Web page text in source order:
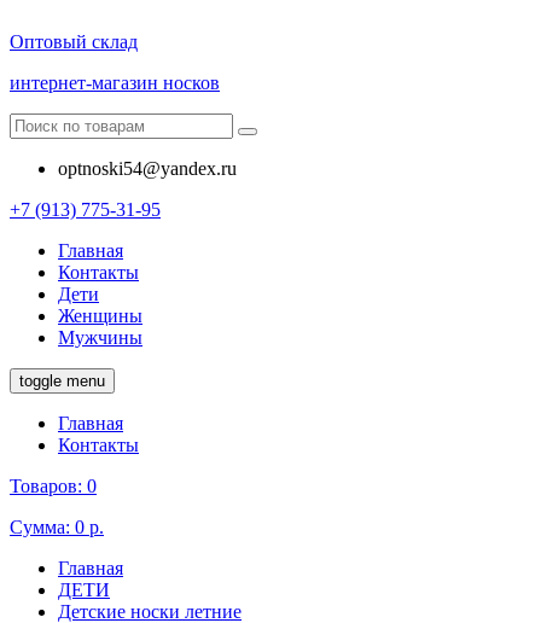
Оптовый склад
интернет-магазин носков
optnoski54@yandex.ru
+7 (913) 775-31-95
Главная
Контакты
Дети
Женщины
Мужчины
toggle menu
Главная
Контакты
Товаров: 0
Сумма: 0 р.
Главная
ДЕТИ
Детские носки летние